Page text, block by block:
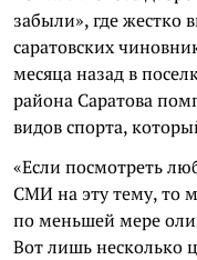
забыли», где жестко
саратовских
месяца назад в
района Саратова
видов спорта,
«Если посмотреть
СМИ на эту тему, то
по меньшей мере
Вот лишь несколько